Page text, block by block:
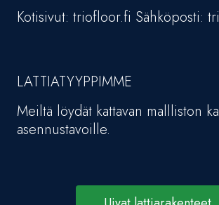
Kotisivut: triofloor.fi Sähköposti:
LATTIATYYPPIMME
Meiltä löydät kattavan mallliston
asennustavoille.